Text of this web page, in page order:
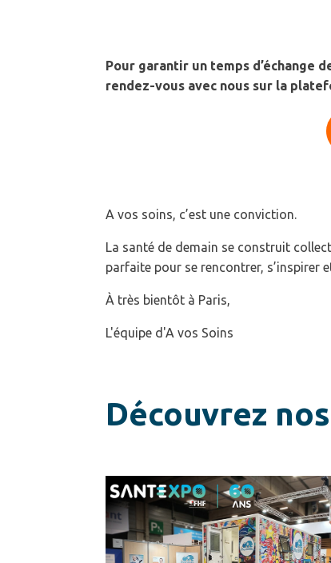
Pour garantir un temps d’échange
rendez-vous avec nous sur la
A vos soins, c’est une conviction.
La santé de demain se construit
parfaite pour se rencontrer, s’inspirer
À très bientôt à Paris,
L'équipe d'A vos Soins
Découvrez